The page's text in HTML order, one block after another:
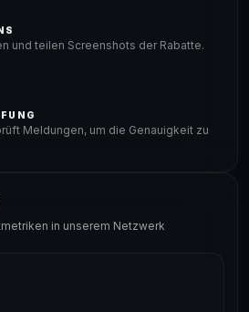
und teilen Screenshots der Rabatte.
Meldungen, um die Genauigkeit zu
in unserem Netzwerk